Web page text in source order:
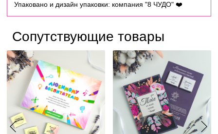
Упаковано и дизайн упаковки: компания "8 ЧУДО" ❤️
Сопутствующие товары